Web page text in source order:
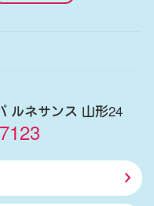
ルネサンス 山形24